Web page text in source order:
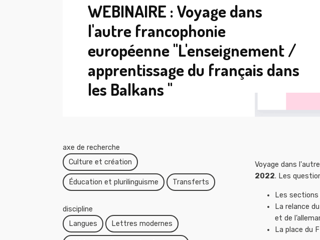
WEBINAIRE : Voyage dans
l'autre francophonie
européenne "L'enseignement /
apprentissage du français dans
les Balkans "
axe de recherche
Culture et création
Éducation et plurilinguisme Transferts
discipline
Langues
Lettres modernes
Voyage dans
2022. Les
Les sections
La relance
et de
La place du